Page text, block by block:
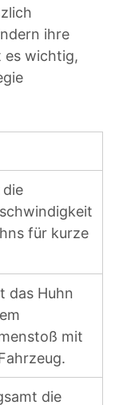
ihre
es wichtig,
für kurze
das Huhn
mit
die